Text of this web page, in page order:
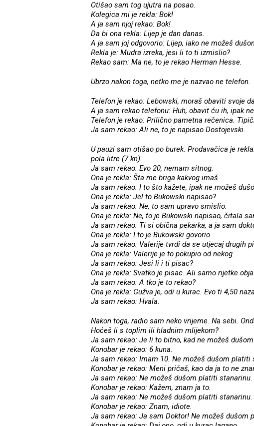
Otišao sam tog ujutra na posao.
Kolegica mi je rekla: Bok!
A ja sam njoj rekao: Bok!
Da bi ona rekla: Lijep je dan danas.
A ja sam joj odgovorio: Lijep, iako ne možeš
Rekla je: Mudra izreka, jesi li to ti izmislio?
Rekao sam: Ma ne, to je rekao Herman Hesse.
Ubrzo nakon toga, netko me je nazvao ne telefon.
Telefon je rekao: Lebowski, moraš obaviti svoje
A ja sam rekao telefonu: Huh, obavit ću ih, ipak
Telefon je rekao: Prilično pametna rečenica.
Ja sam rekao: Ali ne, to je napisao Dostojevski.
U pauzi sam otišao po burek. Prodavačica je
pola litre (7 kn).
Ja sam rekao: Evo 20, nemam sitnog.
Ona je rekla: Šta me briga kakvog imaš.
Ja sam rekao: I to što kažete, ipak ne možeš
Ona je rekla: Jel to Bukowski napisao?
Ja sam rekao: Ne, to sam upravo smislio.
Ona je rekla: Ne, to je Bukowski napisao, čitala
Ja sam rekao: Ti si obična pekarka, a ja sam
Ona je rekla: I to je Bukowski govorio.
Ja sam rekao: Valerije tvrdi da se utjecaj drugih
Ona je rekla: Valerije je to pokupio od nekog.
Ja sam rekao: Jesi li i ti pisac?
Ona je rekla: Svatko je pisac. Ali samo rijetke
Ja sam rekao: A tko je to rekao?
Ona je rekla: Gužva je, odi u kurac. Evo ti 4,50
Ja sam rekao: Hvala.
Nakon toga, radio sam neko vrijeme. Na sebi.
Hoćeš li s toplim ili hladnim mlijekom?
Ja sam rekao: Je li to bitno, kad ne možeš
Konobar je rekao: 6 kuna.
Ja sam rekao: Imam 10. Ne možeš dušom platiti
Konobar je rekao: Meni pričaš, kao da ja to ne
Ja sam rekao: Ne možeš dušom platiti stanarinu.
Konobar je rekao: Kažem, znam ja to.
Ja sam rekao: Ne možeš dušom platiti stanarinu.
Konobar je rekao: Znam, idiote.
Ja sam rekao: Ja sam Doktor! Ne možeš dušom